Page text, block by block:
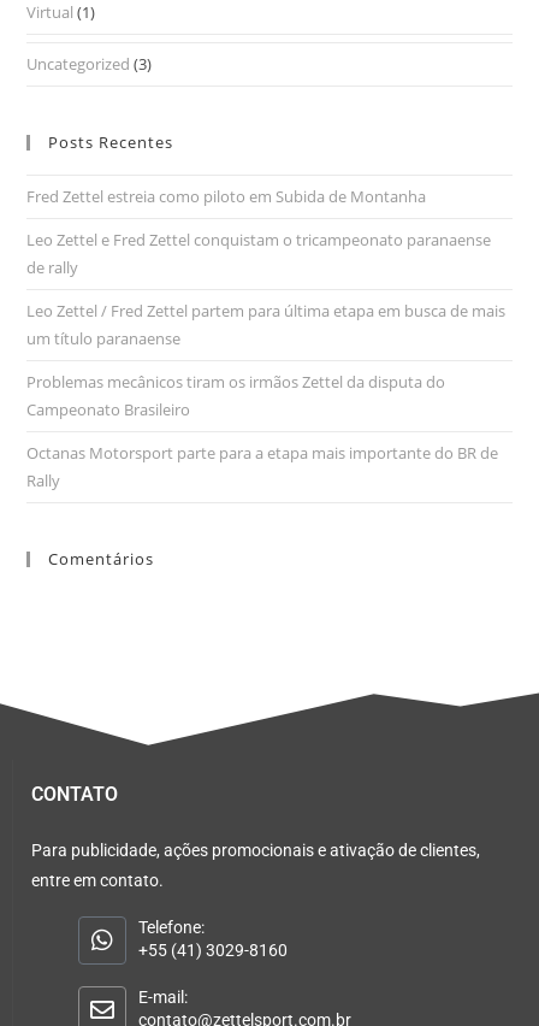
Virtual (1)
Uncategorized (3)
Posts Recentes
Fred Zettel estreia como piloto em Subida de Montanha
Leo Zettel e Fred Zettel conquistam o tricampeonato paranaense
de rally
Leo Zettel / Fred Zettel partem para última etapa em busca de mais
um título paranaense
Problemas mecânicos tiram os irmãos Zettel da disputa do
Campeonato Brasileiro
Octanas Motorsport parte para a etapa mais importante do BR de
Rally
Comentários
CONTATO
Para publicidade, ações promocionais e ativação de clientes,
entre em contato.
Telefone:
+55 (41) 3029-8160
E-mail:
contato@zettelsport.com.br